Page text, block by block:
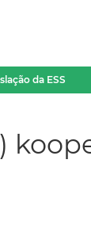
da ESS